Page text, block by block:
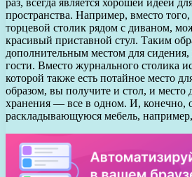
пространства. Например, вместо
торцевой столик рядом с диваном,
красивый приставной стул. Таким
дополнительным местом для сидения,
гости. Вместо журнального столика
которой также есть потайное место
образом, вы получите и стол, и место
хранения — все в одном. И, конечно,
раскладывающуюся мебель,